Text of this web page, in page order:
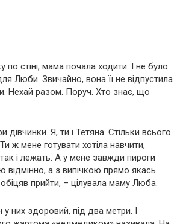
по стіні, мама почала ходити. І не було
Люби. Звичайно, вона її не відпустила
Нехай разом. Поруч. Хто знає, що
дівчинки. Я, ти і Тетяна. Стільки всього
ж мене готувати хотіла навчити,
і лежать. А у мене завжди пироги
відмінно, а з випічкою прямо якась
обіцяв прийти, – цілувала маму Люба.
у них здоровий, під два метри. І